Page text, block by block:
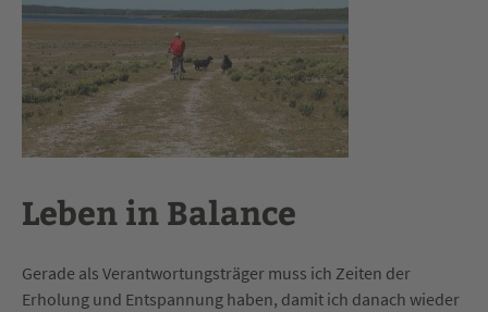
Leben in Balance
Gerade als Verantwortungsträger muss ich Zeiten der
Erholung und Entspannung haben, damit ich danach wieder